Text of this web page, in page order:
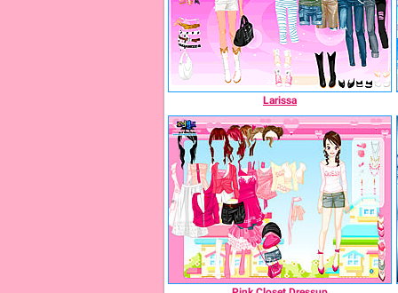
Larissa